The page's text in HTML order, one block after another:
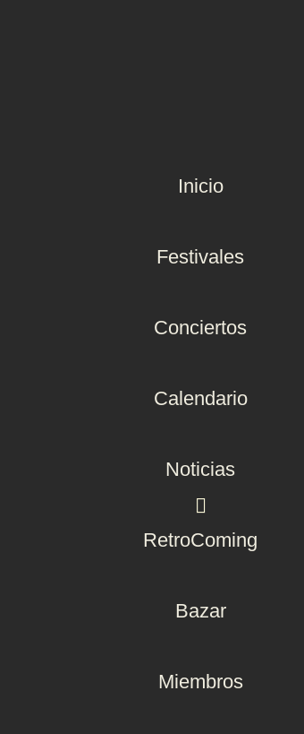
Inicio
Festivales
Conciertos
Calendario
Noticias
RetroComing
Bazar
Miembros